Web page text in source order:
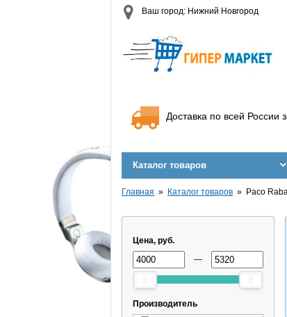
Ваш город: Нижний Новгород
Доставка по всей России
Каталог товаров
Главная Каталог товаров Paco
Цена, руб.
—
Производитель